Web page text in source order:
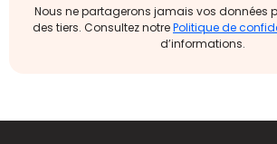
Nous ne partagerons jamais vos données
des tiers. Consultez notrePolitique de
d’informations.